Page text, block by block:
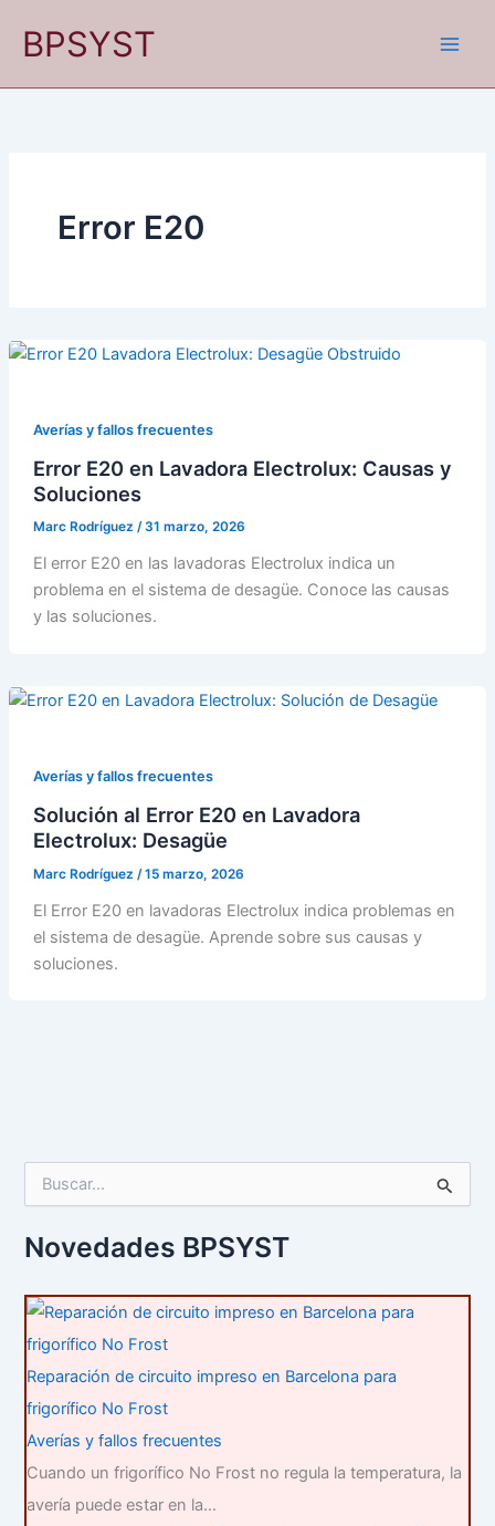
BPSYST
Error E20
Averías y fallos frecuentes
Error E20 en Lavadora Electrolux: Causas y
Soluciones
Marc Rodríguez /31 marzo, 2026
El error E20 en las lavadoras Electrolux indica un
problema en el sistema de desagüe. Conoce las causas
y las soluciones.
Averías y fallos frecuentes
Solución al Error E20 en Lavadora
Electrolux: Desagüe
Marc Rodríguez /15 marzo, 2026
El Error E20 en lavadoras Electrolux indica problemas en
el sistema de desagüe. Aprende sobre sus causas y
soluciones.
c
a
p
r
:
Novedades BPSYST
Reparación de circuito impreso en Barcelona para
frigorífico No Frost
Averías y fallos frecuentes
Cuando un frigorífico No Frost no regula la temperatura, la
avería puede estar en la…